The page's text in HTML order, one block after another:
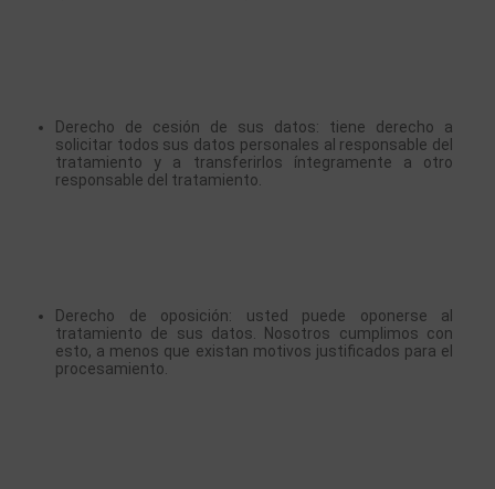
Derecho de cesión de sus datos: tiene derecho a
solicitar todos sus datos personales al responsable del
tratamiento y a transferirlos íntegramente a otro
responsable del tratamiento.
Derecho de oposición: usted puede oponerse al
tratamiento de sus datos. Nosotros cumplimos con
esto, a menos que existan motivos justificados para el
procesamiento.